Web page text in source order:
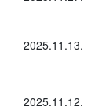
2025.11.13.
2025.11.12.